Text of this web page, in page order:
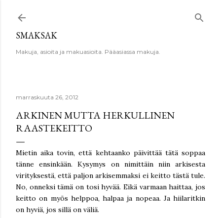
SMAKSAK
Makuja, asioita ja makuasioita. Pääasiassa makuja.
marraskuuta 26, 2012
ARKINEN MUTTA HERKULLINEN
RAASTEKEITTO
Mietin aika tovin, että kehtaanko päivittää tätä soppaa
tänne ensinkään. Kysymys on nimittäin niin arkisesta
virityksestä, että paljon arkisemmaksi ei keitto tästä tule.
No, onneksi tämä on tosi hyvää. Eikä varmaan haittaa, jos
keitto on myös helppoa, halpaa ja nopeaa. Ja hiilaritkin
on hyviä, jos sillä on väliä.